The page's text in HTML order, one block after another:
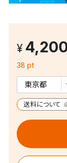
38 pt
送料について